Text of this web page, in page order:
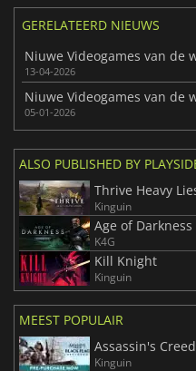
GERELATEERD NIEUWS
13-04-2026
05-01-2026
ALSO PUBLISHED BY
Thrive Heavy
Kinguin
Age of
K4G
Kill Knight
Kinguin
MEEST POPULAIR
Assassin's
Kinguin